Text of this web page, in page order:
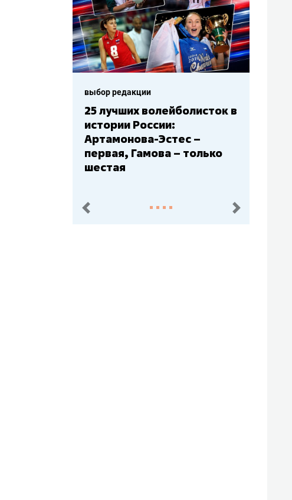
выбор редакции
Бюджеты клубов КХЛ: СКА
– главный мажор, «Ак
Барс» – второй, «Салават
Юлаев» – середняк
пред. след.